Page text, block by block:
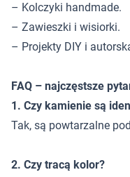
– Kolczyki handmade.
– Zawieszki i wisiorki.
– Projekty DIY i
FAQ – najczęstsze
1. Czy kamienie są
Tak, są powtarzalne
2. Czy tracą kolor?